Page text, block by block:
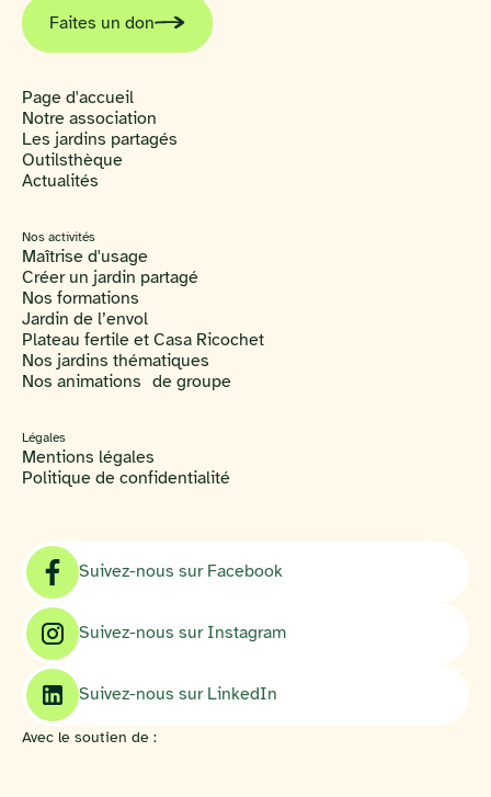
Faites un don
Page d'accueil
Notre association
Les jardins partagés
Outilsthèque
Actualités
Nos activités
Maîtrise d'usage
Créer un jardin partagé
Nos formations
Jardin de l’envol
Plateau fertile et Casa Ricochet
Nos jardins thématiques
Nos animations de groupe
Légales
Mentions légales
Politique de confidentialité
Suivez-nous sur Facebook
Suivez-nous sur Instagram
Suivez-nous sur LinkedIn
Avec le soutien de :